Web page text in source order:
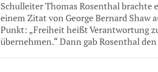
Schulleiter Thomas Rosenthal brachte
einem Zitat von George Bernard Shaw
Punkt: „Freiheit heißt Verantwortung
übernehmen.“ Dann gab Rosenthal